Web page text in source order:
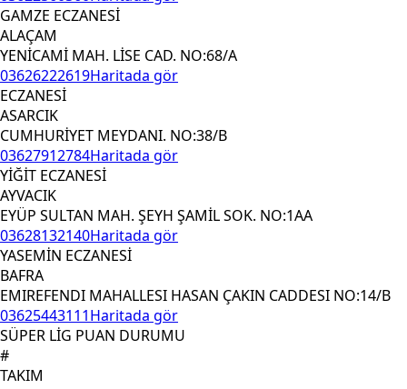
GAMZE ECZANESİ
ALAÇAM
YENİCAMİ MAH. LİSE CAD. NO:68/A
03626222619Haritada gör
ECZANESİ
ASARCIK
CUMHURİYET MEYDANI. NO:38/B
03627912784Haritada gör
YİĞİT ECZANESİ
AYVACIK
EYÜP SULTAN MAH. ŞEYH ŞAMİL SOK. NO:1AA
03628132140Haritada gör
YASEMİN ECZANESİ
BAFRA
EMIREFENDI MAHALLESI HASAN ÇAKIN CADDESI NO:14/B
03625443111Haritada gör
SÜPER LİG PUAN DURUMU
#
TAKIM